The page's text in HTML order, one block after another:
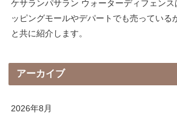
ケサランパサラン ウォーターディフェンス
ッピングモールやデパートでも売っている
と共に紹介します。
アーカイブ
2026年8月